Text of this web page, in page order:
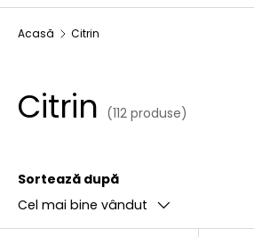
Acasă Citrin
Citrin (112 produse)
Sortează după
Cel mai bine vândut